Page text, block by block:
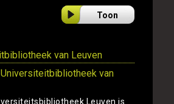
Toon
van Leuven
Leuven is